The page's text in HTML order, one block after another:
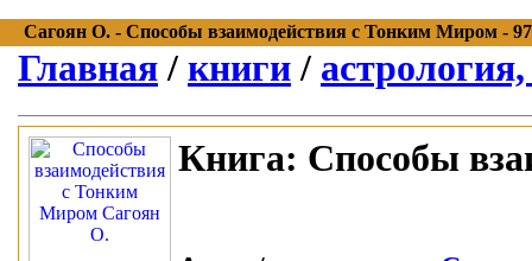
Сагоян О. - Способы взаимодействия с Тонким Миром -
Главная / книги /
Книга: Способы